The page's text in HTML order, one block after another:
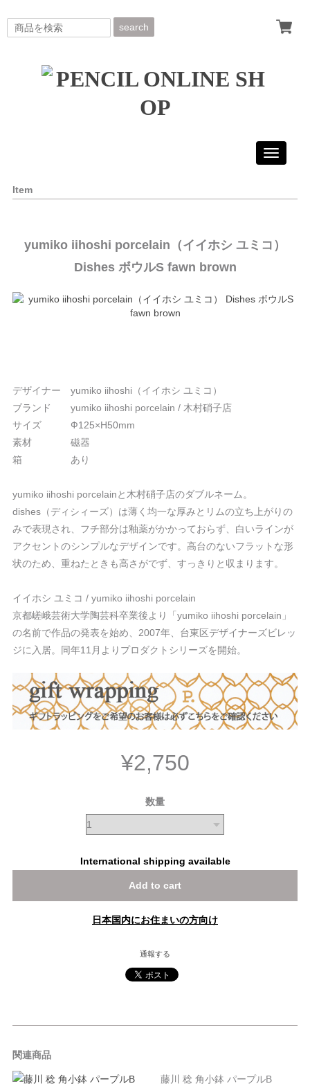
search
Toggle
Item
yumiko iihoshi porcelain（イイホシ ユミコ）
Dishes ボウルS fawn brown
デザイナー yumiko iihoshi（イイホシ ユミコ）
ブランド yumiko iihoshi porcelain / 木村硝子店
サイズ Ф125×H50mm
素材 磁器
箱 あり
yumiko iihoshi porcelainと木村硝子店のダブルネーム。
dishes（ディシィーズ）は薄く均一な厚みとリムの立ち上がりの
みで表現され、フチ部分は釉薬がかかっておらず、白いラインが
アクセントのシンプルなデザインです。高台のないフラットな形
状のため、重ねたときも高さがでず、すっきりと収まります。
イイホシ ユミコ / yumiko iihoshi porcelain
京都嵯峨芸術大学陶芸科卒業後より「yumiko iihoshi porcelain」
の名前で作品の発表を始め、2007年、台東区デザイナーズビレッ
ジに入居。同年11月よりプロダクトシリーズを開始。
¥2,750
数量
International shipping available
Add to cart
日本国内にお住まいの方向け
通報する
関連商品
藤川 稔 角小鉢 パープルB